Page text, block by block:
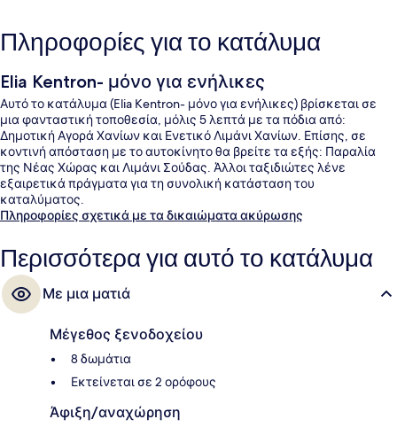
Πληροφορίες για το κατάλυμα
Elia Kentron- μόνο για ενήλικες
Αυτό το κατάλυμα (Elia Kentron- μόνο για ενήλικες) βρίσκεται σε
μια φανταστική τοποθεσία, μόλις 5 λεπτά με τα πόδια από:
Δημοτική Αγορά Χανίων και Ενετικό Λιμάνι Χανίων. Επίσης, σε
κοντινή απόσταση με το αυτοκίνητο θα βρείτε τα εξής: Παραλία
της Νέας Χώρας και Λιμάνι Σούδας. Άλλοι ταξιδιώτες λένε
εξαιρετικά πράγματα για τη συνολική κατάσταση του
καταλύματος.
Πληροφορίες σχετικά με τα δικαιώματα ακύρωσης
Περισσότερα για αυτό το κατάλυμα
Με μια ματιά
Μέγεθος ξενοδοχείου
8 δωμάτια
Εκτείνεται σε 2 ορόφους
Άφιξη/αναχώρηση